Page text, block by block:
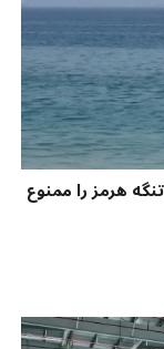
هرمز را ممنوع